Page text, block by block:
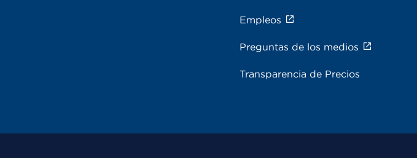
Empleos
Preguntas de los medios
Transparencia de Precios